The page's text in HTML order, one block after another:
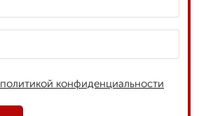
политикой конфиденциальности